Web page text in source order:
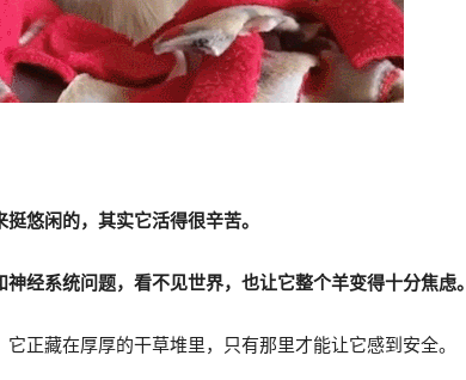
悠闲的，其实它活得很辛苦。
经系统问题，看不见世界，也让它整个羊变得十分焦虑。
正藏在厚厚的干草堆里，只有那里才能让它感到安全。